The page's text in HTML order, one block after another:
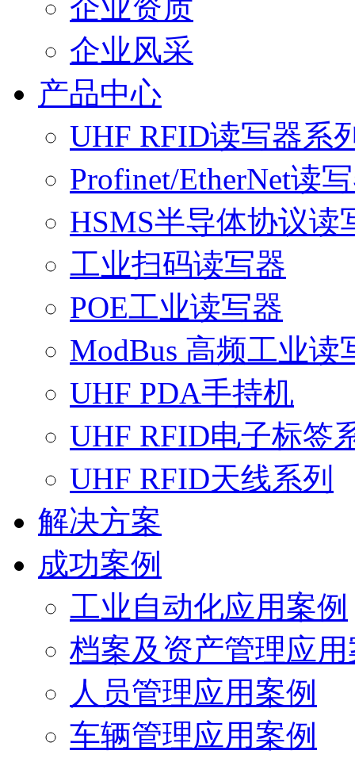
企业资质
企业风采
产品中心
UHF RFID读写器系
Profinet/EtherNet读
HSMS半导体协议读
工业扫码读写器
POE工业读写器
ModBus 高频工业读
UHF PDA手持机
UHF RFID电子标签
UHF RFID天线系列
解决方案
成功案例
工业自动化应用案例
档案及资产管理应
人员管理应用案例
车辆管理应用案例